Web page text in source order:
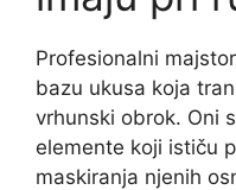
Profesionalni
bazu ukusa koja
vrhunski obrok. Oni
elemente koji ističu
maskiranja njenih